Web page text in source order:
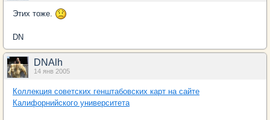
Этих тоже.
DN
DNAlh
14 янв 2005
Коллекция советских генштабовских карт на сайте
Калифорнийского университета